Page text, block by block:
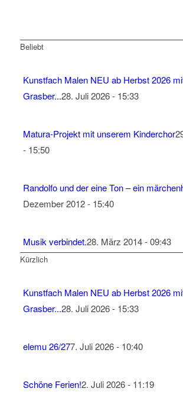
Beliebt
Kunstfach Malen NEU ab Herbst 2026
Grasber...28. Juli 2026 - 15:33
Matura-Projekt mit unserem Kinderchor
- 15:50
Randolfo und der eine Ton – ein
Dezember 2012 - 15:40
Musik verbindet.28. März 2014 - 09:43
Kürzlich
Kunstfach Malen NEU ab Herbst 2026
Grasber...28. Juli 2026 - 15:33
elemu 26/277. Juli 2026 - 10:40
Schöne Ferien!2. Juli 2026 - 11:19